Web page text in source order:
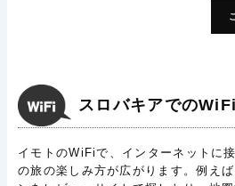
スロバキアでの
イモトのWiFiで、インターネットに
の旅の楽しみ方が広がります。例え